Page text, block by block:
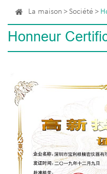
La maison Société
Honneur